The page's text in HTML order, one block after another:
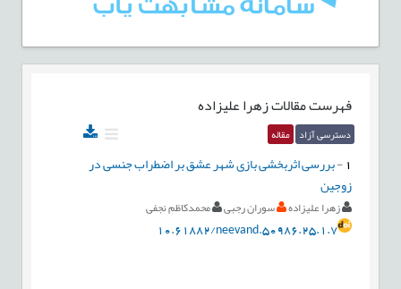
فهرست مقالاتزهرا علیزاده
دسترسی آزاد مقاله
-بررسی اثربخشی بازی شهر عشق بر اضطراب جنسی در
زوجین
زهرا علیزاده سوران رجبی محمدکاظم نجفی
10.61882/neevand.50986.25.1.7